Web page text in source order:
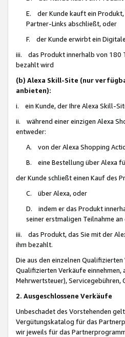
E. der Kunde kauft ein Produkt,
Partner-Links abschließt, oder
F. der Kunde erwirbt ein
iii. das Produkt innerhalb von 180
bezahlt wird
(b) Alexa Skill-Site (nur
anbieten):
i. ein Kunde, der Ihre Alexa Skill-
ii. während einer einzigen Alexa
entweder:
A. von der Alexa Shopping
B. eine Bestellung über Alexa
der Kunde schließt einen Kauf des
C. über Alexa, oder
D. indem er das Produkt
seiner erstmaligen Teilnahme
iii. das Produkt, das Sie mit der
ihm bezahlt.
Die aus den einzelnen Qualifizierten
Qualifizierten Verkäufe einnehmen,
Mehrwertsteuer), Servicegebühren,
2. Ausgeschlossene Verkäufe
Unbeschadet des Vorstehenden
Vergütungskatalog für das
wir jeweils für das